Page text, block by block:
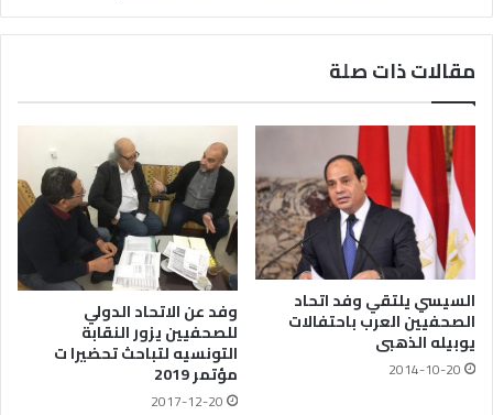
مقالات ذات صلة
السيسي يلتقي وفد اتحاد
الصحفيين العرب باحتفالات
يوبيله الذهبى
2014-10-20
وفد عن الاتحاد الدولي
للصحفيين يزور النقابة
التونسيه لتباحث تحضيرا ت
مؤتمر 2019
2017-12-20